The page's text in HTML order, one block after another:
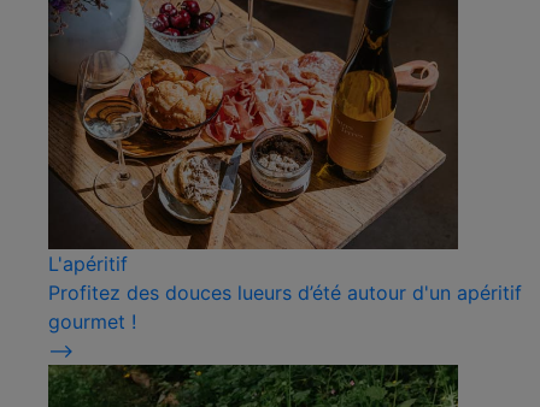
L'apéritif
Profitez des douces lueurs d’été autour d'un apéritif
gourmet !
⟶